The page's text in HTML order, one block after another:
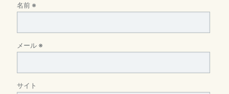
名前 ※
メール ※
サイト